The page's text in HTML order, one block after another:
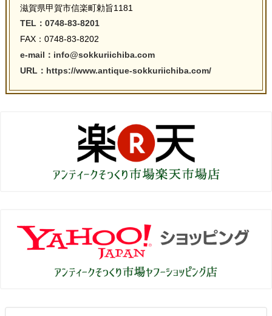
滋賀県甲賀市信楽町勅旨1181
TEL：0748-83-8201
FAX：0748-83-8202
e-mail：info@sokkuriichiba.com
URL：https://www.antique-sokkuriichiba.com/